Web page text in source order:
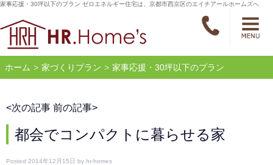
家事応援・30坪以下のプラン ゼロエネルギー住宅は、京都市西京区のエイチアールホームズへ
ホーム 家づくりプラン 家事応援・30坪以下のプラン
<次の記事 前の記事>
都会でコンパクトに暮らせる家
Posted 2014年12月15日 by hr-homes